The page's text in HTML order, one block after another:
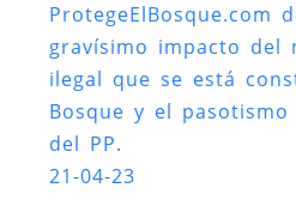
ProtegeElBosque.com
gravísimo impacto del
ilegal que se está
Bosque y el
del PP.
21-04-23